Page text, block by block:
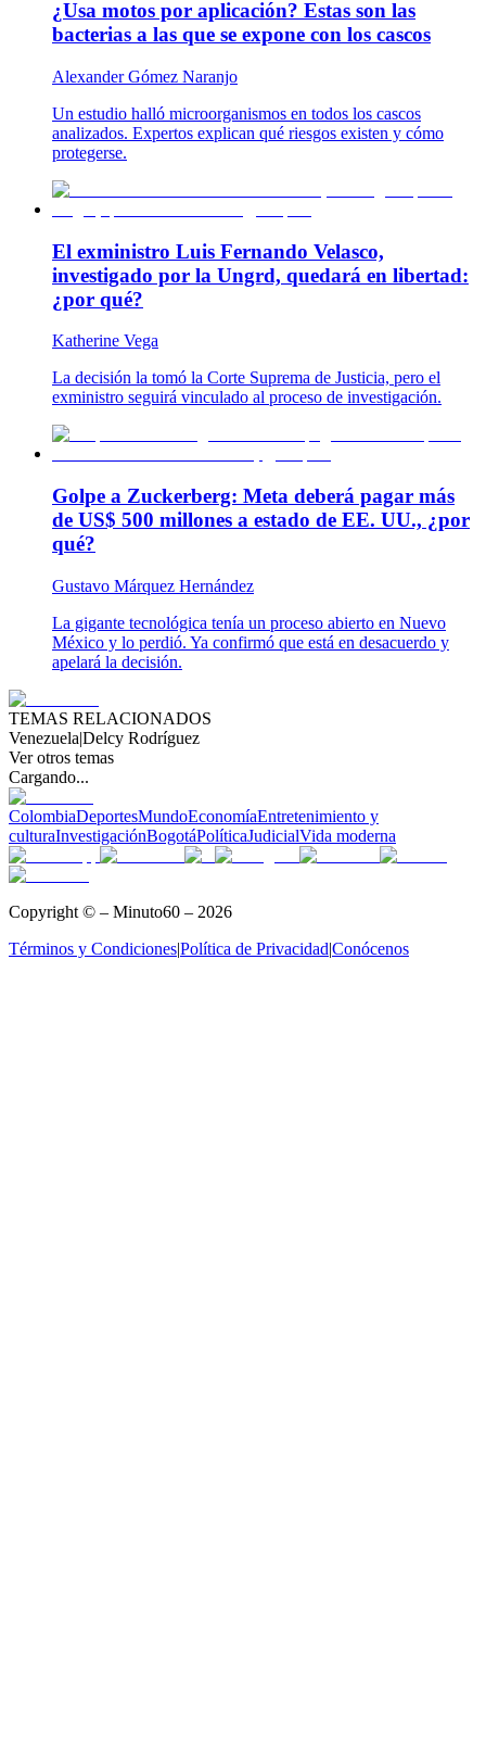
¿Usa motos por aplicación? Estas son las
bacterias a las que se expone con los cascos
Alexander Gómez Naranjo
Un estudio halló microorganismos en todos los cascos
analizados. Expertos explican qué riesgos existen y cómo
protegerse.
El exministro Luis Fernando Velasco,
investigado por la Ungrd, quedará en libertad:
¿por qué?
Katherine Vega
La decisión la tomó la Corte Suprema de Justicia, pero el
exministro seguirá vinculado al proceso de investigación.
Golpe a Zuckerberg: Meta deberá pagar más
de US$ 500 millones a estado de EE. UU., ¿por
qué?
Gustavo Márquez Hernández
La gigante tecnológica tenía un proceso abierto en Nuevo
México y lo perdió. Ya confirmó que está en desacuerdo y
apelará la decisión.
TEMAS RELACIONADOS
Venezuela|Delcy Rodríguez
Ver otros temas
Cargando...
ColombiaDeportesMundoEconomíaEntretenimiento y
culturaInvestigaciónBogotáPolíticaJudicialVida moderna
Copyright © – Minuto60 – 2026
Términos y Condiciones|Política de Privacidad|Conócenos